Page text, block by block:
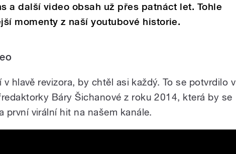
a další video obsah už přes patnáct let. Tohle
momenty z naší youtubové historie.
hlavě revizora, by chtěl asi každý. To se potvrdilo v
Báry Šichanové z roku 2014, která by se
první virální hit na našem kanále.